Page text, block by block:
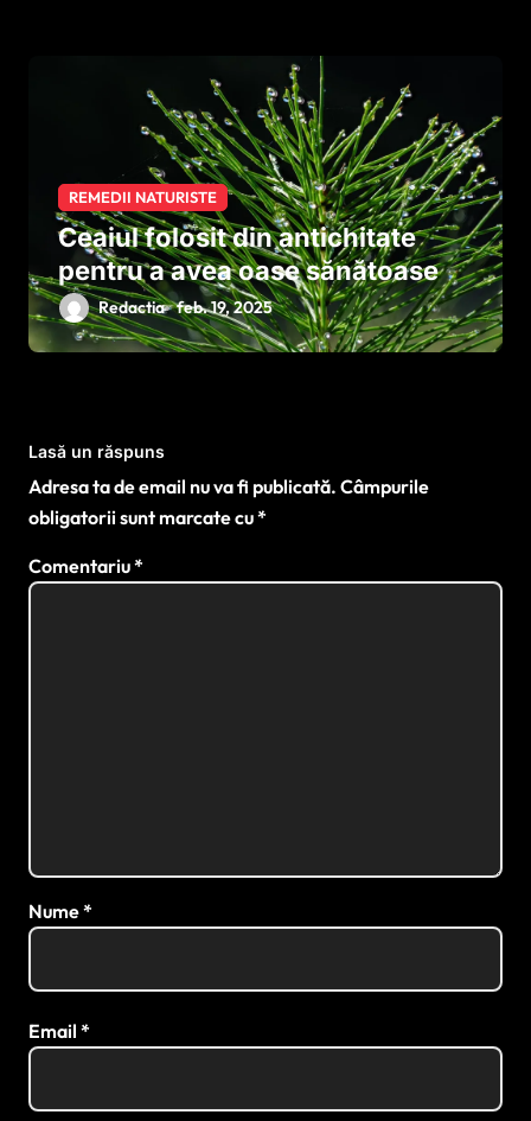
REMEDII NATURISTE
Ceaiul folosit din antichitate
pentru a avea oase sănătoase
Redactia feb. 19, 2025
Lasă un răspuns
Adresa ta de email nu va fi publicată. Câmpurile
obligatorii sunt marcate cu*
Comentariu*
Nume*
Email *